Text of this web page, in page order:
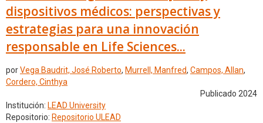
dispositivos médicos: perspectivas y
estrategias para una innovación
responsable en Life Sciences...
porVega Baudrit, José Roberto, Murrell, Manfred, Campos, Allan,
Cordero, Cinthya
Publicado 2024
Institución: LEAD University
Repositorio: Repositorio ULEAD